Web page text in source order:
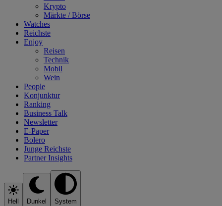
Krypto
Märkte / Börse
Watches
Reichste
Enjoy
Reisen
Technik
Mobil
Wein
People
Konjunktur
Ranking
Business Talk
Newsletter
E-Paper
Bolero
Junge Reichste
Partner Insights
Hell Dunkel System